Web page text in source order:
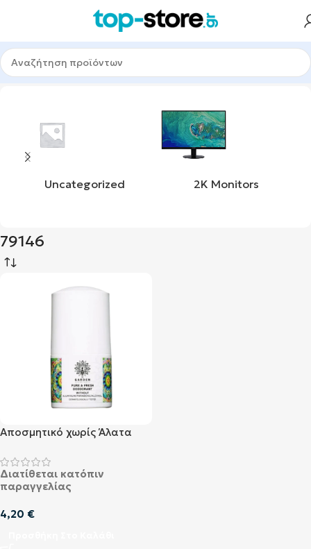
Αρχική σελίδα Προϊόν product_sku 79146
Uncategorized 2K Monitors
79146
Αποσμητικό χωρίς Άλατα
Οινόπνευμα Garden Pure &
Fresh Deodorant Roll-On
50ml
Διατίθεται κατόπιν
παραγγελίας
4,20 €